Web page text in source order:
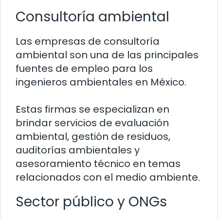
Consultoría ambiental
Las empresas de consultoría
ambiental son una de las principales
fuentes de empleo para los
ingenieros ambientales en México.
Estas firmas se especializan en
brindar servicios de evaluación
ambiental, gestión de residuos,
auditorías ambientales y
asesoramiento técnico en temas
relacionados con el medio ambiente.
Sector público y ONGs